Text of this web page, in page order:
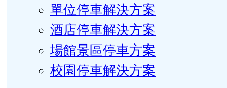
單位停車解決方案
酒店停車解決方案
場館景區停車方案
校園停車解決方案